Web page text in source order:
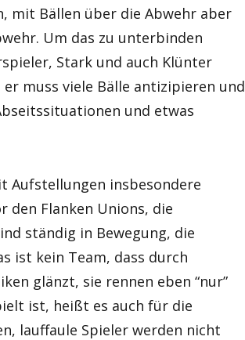
mit Bällen über die Abwehr aber
Um das zu unterbinden
Stark und auch Klünter
muss viele Bälle antizipieren und
und etwas
Aufstellungen insbesondere
den Flanken Unions, die
ständig in Bewegung, die
ist kein Team, dass durch
glänzt, sie rennen eben “nur”
ist, heißt es auch für die
lauffaule Spieler werden nicht